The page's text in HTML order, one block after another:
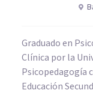
Graduado en
Clínica por la
Psicopedagogía
Educación